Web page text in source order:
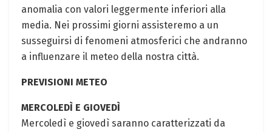
anomalia con valori leggermente inferiori alla
media. Nei prossimi giorni assisteremo a un
susseguirsi di fenomeni atmosferici che andranno
a influenzare il meteo della nostra città.
PREVISIONI METEO
MERCOLEDÌ E GIOVEDÌ
Mercoledì e giovedì saranno caratterizzati da